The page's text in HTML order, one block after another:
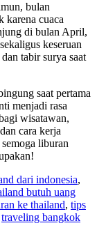
bulan
karena cuaca
di bulan April,
keseruan
tabir surya saat
saat pertama
menjadi rasa
wisatawan,
cara kerja
liburan
dari indonesia,
butuh uang
ke thailand, tips
traveling bangkok